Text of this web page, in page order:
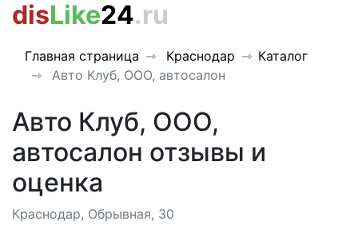
disLike24.ru
Главная страница Краснодар
Каталог
Авто Клуб, ООО, автосалон
Авто Клуб, ООО,
автосалон отзывы и
оценка
Краснодар, Обрывная, 30